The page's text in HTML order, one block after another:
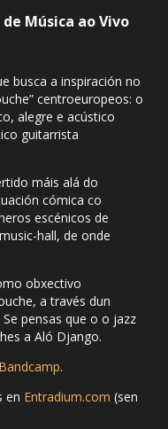
Música ao Vivo
busca a inspiración no
centroeuropeos: o
alegre e acústico
guitarrista
máis alá do
cómica co
escénicos de
hall, de onde
obxectivo
a través dun
pensas que o o jazz
a Aló Django.
.
en Entradium.com (sen